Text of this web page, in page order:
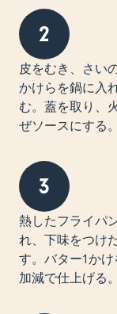
2
皮をむき、さい
かけらを鍋に入
む。蓋を取り、
ぜソースにする。
3
熱したフライパ
れ、下味をつけ
す。バター1か
加減で仕上げる